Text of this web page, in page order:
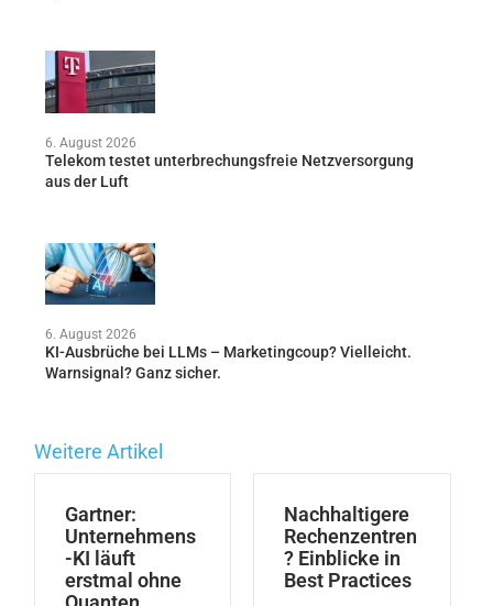
6. August 2026
Telekom testet unterbrechungsfreie Netzversorgung
aus der Luft
6. August 2026
KI-Ausbrüche bei LLMs – Marketingcoup? Vielleicht.
Warnsignal? Ganz sicher.
Weitere Artikel
Gartner:
Unternehmens
-KI läuft
erstmal ohne
Nachhaltigere
Rechenzentren
? Einblicke in
Best Practices